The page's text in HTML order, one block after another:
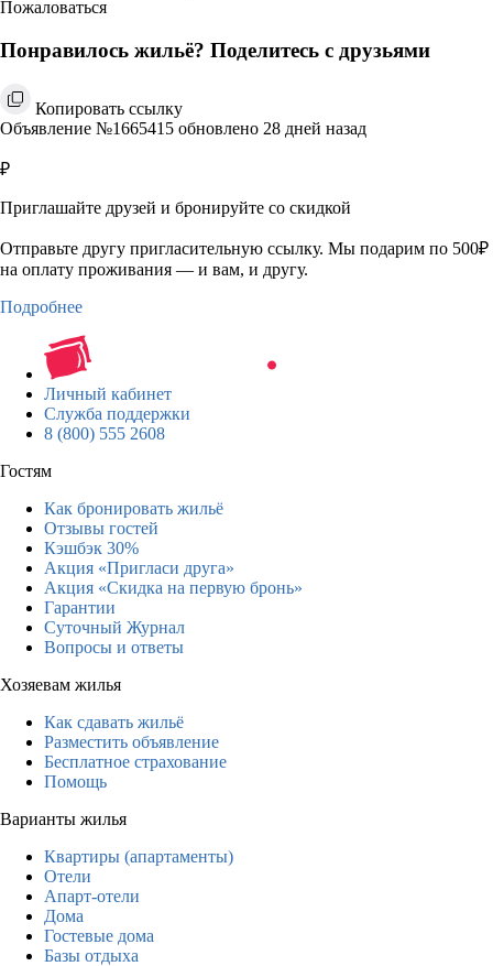
Пожаловаться
Понравилось жильё? Поделитесь с друзьями
Копировать ссылку
Объявление №1665415 обновлено 28 дней назад
₽
Приглашайте друзей и бронируйте со скидкой
Отправьте другу пригласительную ссылку. Мы подарим по 500₽
на оплату проживания — и вам, и другу.
Подробнее
Личный кабинет
Служба поддержки
8 (800) 555 2608
Гостям
Как бронировать жильё
Отзывы гостей
Кэшбэк 30%
Акция «Пригласи друга»
Акция «Скидка на первую бронь»
Гарантии
Суточный Журнал
Вопросы и ответы
Хозяевам жилья
Как сдавать жильё
Разместить объявление
Бесплатное страхование
Помощь
Варианты жилья
Квартиры (апартаменты)
Отели
Апарт-отели
Дома
Гостевые дома
Базы отдыха